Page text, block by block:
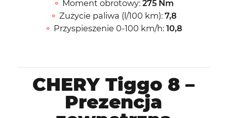
Moment obrotowy: 275 Nm
Zużycie paliwa (l/100 km): 7,8
Przyspieszenie 0-100 km/h: 10,8
CHERY Tiggo 8 –
Prezencja